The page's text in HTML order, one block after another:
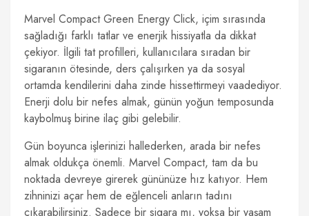
Marvel Compact Green Energy Click, içim sırasında
sağladığı farklı tatlar ve enerjik hissiyatla da dikkat
çekiyor. İlgili tat profilleri, kullanıcılara sıradan bir
sigaranın ötesinde, ders çalışırken ya da sosyal
ortamda kendilerini daha zinde hissettirmeyi vaadediyor.
Enerji dolu bir nefes almak, günün yoğun temposunda
kaybolmuş birine ilaç gibi gelebilir.
Gün boyunca işlerinizi hallederken, arada bir nefes
almak oldukça önemli. Marvel Compact, tam da bu
noktada devreye girerek gününüze hız katıyor. Hem
zihninizi açar hem de eğlenceli anların tadını
çıkarabilirsiniz. Sadece bir sigara mı, yoksa bir yaşam